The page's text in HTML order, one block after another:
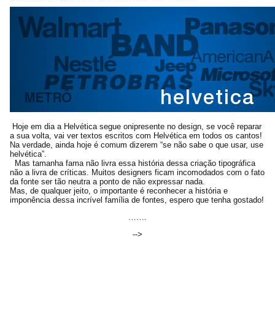
Hoje em dia a Helvética segue onipresente no design, se você reparar
a sua volta, vai ver textos escritos com Helvética em todos os cantos!
Na verdade, ainda hoje é comum dizerem “se não sabe o que usar, use
helvética”.
Mas tamanha fama não livra essa história dessa criação tipográfica
não a livra de críticas. Muitos designers ficam incomodados com o fato
da fonte ser tão neutra a ponto de não expressar nada.
Mas, de qualquer jeito, o importante é reconhecer a história e
imponência dessa incrível família de fontes, espero que tenha gostado!
…….
-->